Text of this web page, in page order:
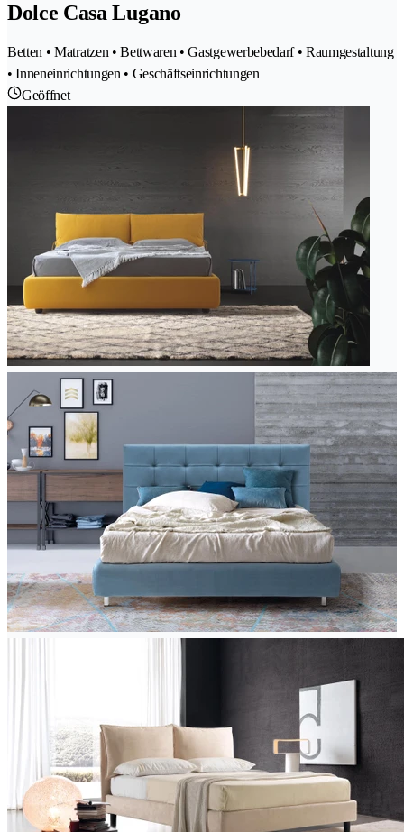
Dolce Casa Lugano
Betten • Matratzen • Bettwaren • Gastgewerbebedarf • Raumgestaltung
• Inneneinrichtungen • Geschäftseinrichtungen
Geöffnet